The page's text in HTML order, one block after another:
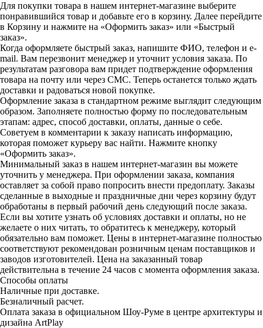
Для покупки товара в нашем интернет-магазине выберите
понравившийся товар и добавьте его в корзину. Далее перейдите
в Корзину и нажмите на «Оформить заказ» или «Быстрый
заказ».
Когда оформляете быстрый заказ, напишите ФИО, телефон и e-
mail. Вам перезвонит менеджер и уточнит условия заказа. По
результатам разговора вам придет подтверждение оформления
товара на почту или через СМС. Теперь останется только ждать
доставки и радоваться новой покупке.
Оформление заказа в стандартном режиме выглядит следующим
образом. Заполняете полностью форму по последовательным
этапам: адрес, способ доставки, оплаты, данные о себе.
Советуем в комментарии к заказу написать информацию,
которая поможет курьеру вас найти. Нажмите кнопку
«Оформить заказ».
Минимальный заказ в нашем интернет-магазин вы можете
уточнить у менеджера. При оформлении заказа, компания
оставляет за собой право попросить внести предоплату. Заказы
сделанные в выходные и праздничные дни через корзину будут
обработаны в первый рабочий день следующий после заказа.
Если вы хотите узнать об условиях доставки и оплаты, но не
желаете о них читать, то обратитесь к менеджеру, который
обязательно вам поможет. Цены в интернет-магазине полностью
соответствуют рекомендован розничным ценам поставщиков и
заводов изготовителей. Цена на заказанный товар
действительна в течение 24 часов с момента оформления заказа.
Способы оплаты
Наличные при доставке.
Безналичный расчет.
Оплата заказа в официальном Шоу-Руме в центре архитектуры и
дизайна ArtPlay